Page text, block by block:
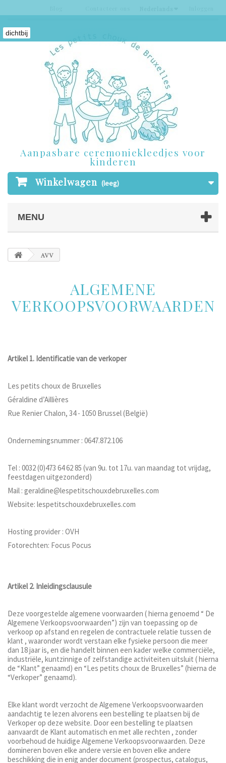
Winkelwagen (leeg)
Aanpasbare ceremoniekleedjes voor
kinderen
MENU
AVV
ALGEMENE
VERKOOPSVOORWAARDEN
Artikel 1. Identificatie van de verkoper
Les petits choux de Bruxelles
Géraldine d’Aillières
Rue Renier Chalon, 34 - 1050 Brussel (België)
Ondernemingsnummer : 0647.872.106
Tel : 0032 (0)473 64 62 85 (van 9u. tot 17u. van maandag tot vrijdag,
feestdagen uitgezonderd)
Mail : geraldine@lespetitschouxdebruxelles.com
Website: lespetitschouxdebruxelles.com
Hosting provider : OVH
Fotorechten: Focus Pocus
Artikel 2. Inleidingsclausule
Deze voorgestelde algemene voorwaarden ( hierna genoemd “ De
Algemene Verkoopsvoorwaarden”) zijn van toepassing op de
verkoop op afstand en regelen de contractuele relatie tussen de
klant , waaronder wordt verstaan elke fysieke persoon die meer
dan 18 jaar is, en die handelt binnen een kader welke commerciële,
industriële, kuntzinnige of zelfstandige activiteiten uitsluit ( hierna
de “Klant” genaamd) en “Les petits choux de Bruxelles” (hierna de
“Verkoper” genaamd).
Elke klant wordt verzocht de Algemene Verkoopsvoorwaarden
aandachtig te lezen alvorens een bestelling te plaatsen bij de
Verkoper op deze website. Door een bestelling te plaatsen
aanvaardt de Klant automatisch en met alle rechten , zonder
voorbehoud de huidige Algemene Verkoopsvoorwaarden. Deze
domineren boven elke andere versie en boven elke andere
beschikking die in enig ander document (prospectus, catalogus,
dichtbij